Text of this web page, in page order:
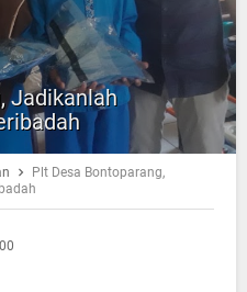
Jadikanlah
Plt Desa Bontoparang,